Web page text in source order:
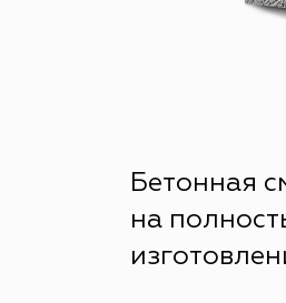
Бетонная
на